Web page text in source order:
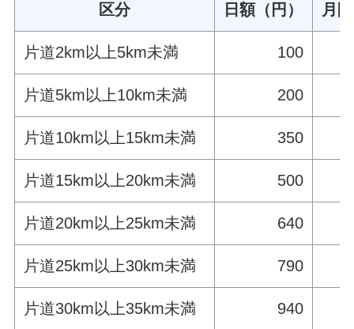
区分 日額（円） 月
片道2km以上5km未満 100
片道5km以上10km未満 200
片道10km以上15km未満 350
片道15km以上20km未満 500
片道20km以上25km未満 640
片道25km以上30km未満 790
片道30km以上35km未満 940